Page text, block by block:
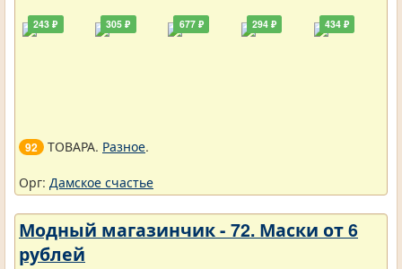
243 ₽ 305 ₽ 677 ₽ 294 ₽ 434 ₽
92 ТОВАРА. Разное.
Орг: Дамское счастье
Модный магазинчик - 72. Маски от 6
рублей